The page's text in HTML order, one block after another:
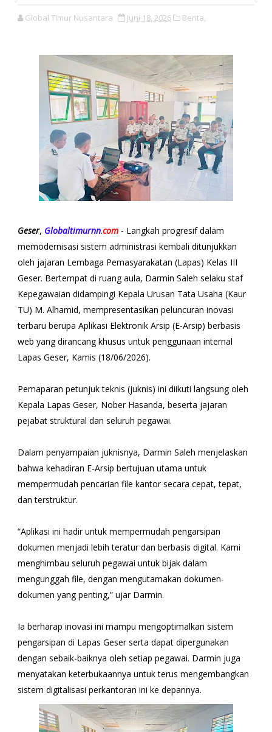
Global Timur Nusantara Juni 18, 2026 Berita,
Geser, Globaltimurnn.com- Langkah progresif dalam
memodernisasi sistem administrasi kembali ditunjukkan
oleh jajaran Lembaga Pemasyarakatan (Lapas) Kelas III
Geser. Bertempat di ruang aula, Darmin Saleh selaku staf
Kepegawaian didampingi Kepala Urusan Tata Usaha (Kaur
TU) M. Alhamid, mempresentasikan peluncuran inovasi
terbaru berupa Aplikasi Elektronik Arsip (E-Arsip) berbasis
web yang dirancang khusus untuk penggunaan internal
Lapas Geser, Kamis (18/06/2026).
Pemaparan petunjuk teknis (juknis) ini diikuti langsung oleh
Kepala Lapas Geser, Nober Hasanda, beserta jajaran
pejabat struktural dan seluruh pegawai.
Dalam penyampaian juknisnya, Darmin Saleh menjelaskan
bahwa kehadiran E-Arsip bertujuan utama untuk
mempermudah pencarian file kantor secara cepat, tepat,
dan terstruktur.
“Aplikasi ini hadir untuk mempermudah pengarsipan
dokumen menjadi lebih teratur dan berbasis digital. Kami
menghimbau seluruh pegawai untuk bijak dalam
mengunggah file, dengan mengutamakan dokumen-
dokumen yang penting,” ujar Darmin.
Ia berharap inovasi ini mampu mengoptimalkan sistem
pengarsipan di Lapas Geser serta dapat dipergunakan
dengan sebaik-baiknya oleh setiap pegawai. Darmin juga
menyatakan keterbukaannya untuk terus mengembangkan
sistem digitalisasi perkantoran ini ke depannya.